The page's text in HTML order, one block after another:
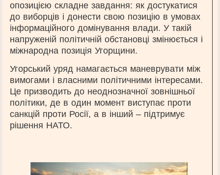
опозицією складне завдання: як достукатися
до виборців і донести свою позицію в умовах
інформаційного домінування влади. У такій
напруженій політичній обстановці змінюється і
міжнародна позиція Угорщини.
Угорський уряд намагається маневрувати між
вимогами і власними політичними інтересами.
Це призводить до неоднозначної зовнішньої
політики, де в один момент виступає проти
санкцій проти Росії, а в інший – підтримує
рішення НАТО.